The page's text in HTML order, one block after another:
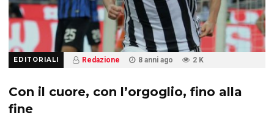
EDITORIALI Redazione 8 anni ago 2 K
Con il cuore, con l’orgoglio, fino alla
fine